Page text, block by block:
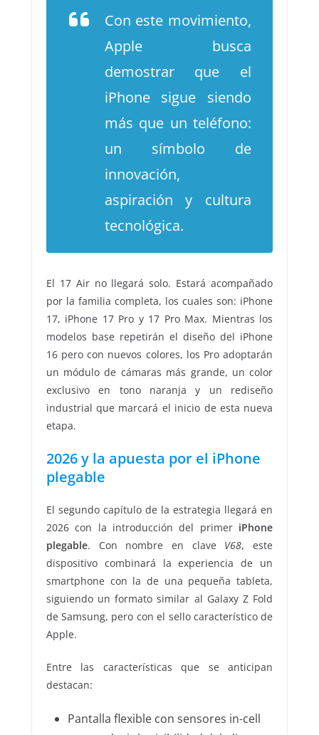
Con este movimiento,
Apple busca
demostrar que el
iPhone sigue siendo
más que un teléfono:
un símbolo de
innovación,
aspiración y cultura
tecnológica.
El 17 Air no llegará solo. Estará acompañado
por la familia completa, los cuales son: iPhone
17, iPhone 17 Pro y 17 Pro Max. Mientras los
modelos base repetirán el diseño del iPhone
16 pero con nuevos colores, los Pro adoptarán
un módulo de cámaras más grande, un color
exclusivo en tono naranja y un rediseño
industrial que marcará el inicio de esta nueva
etapa.
2026 y la apuesta por el iPhone
plegable
El segundo capítulo de la estrategia llegará en
2026 con la introducción del primer iPhone
plegable. Con nombre en clave V68, este
dispositivo combinará la experiencia de un
smartphone con la de una pequeña tableta,
siguiendo un formato similar al Galaxy Z Fold
de Samsung, pero con el sello característico de
Apple.
Entre las características que se anticipan
destacan:
Pantalla flexible con sensores in-cell